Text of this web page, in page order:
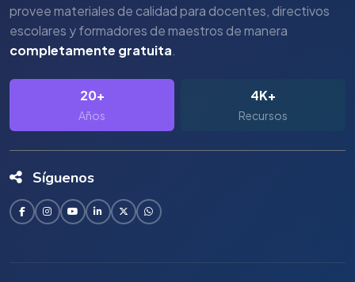
provee materiales de calidad para docentes, directivos
escolares y formadores de maestros de manera
completamente gratuita.
20+
Años
4K+
Recursos
Síguenos